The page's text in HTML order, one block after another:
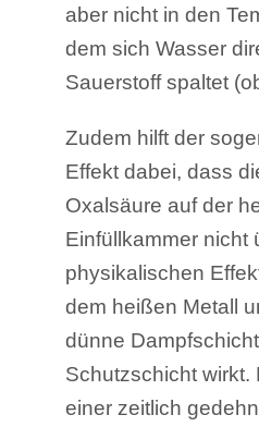
aber nicht in den
dem sich Wasser
Sauerstoff spaltet
Zudem hilft der
Effekt dabei, dass
Oxalsäure auf der
Einfüllkammer nicht
physikalischen
dem heißen Metall
dünne
Schutzschicht wirkt.
einer zeitlich